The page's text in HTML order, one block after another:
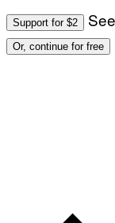
Support for $2
Or, continue for free